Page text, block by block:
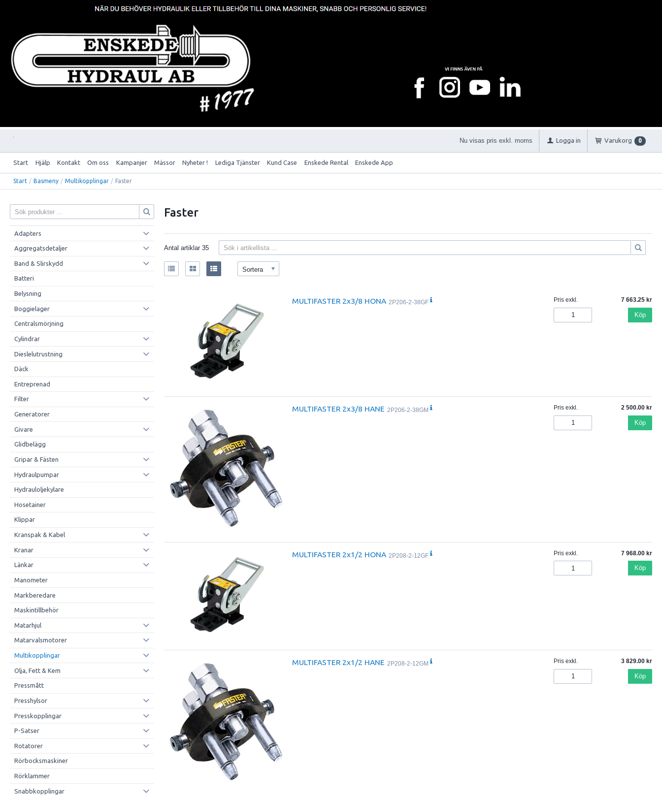
Nu visas pris exkl. moms Logga in Varukorg 0
Start Hjälp Kontakt Om oss Kampanjer Mässor Nyheter ! Lediga Tjänster Kund Case Enskede Rental Enskede App
Start / Basmeny / Multikopplingar / Faster
Adapters
Aggregatsdetaljer
Band & Slirskydd
Batteri
Belysning
Boggielager
Centralsmörjning
Cylindrar
Dieslelutrustning
Däck
Entreprenad
Filter
Generatorer
Givare
Glidbelägg
Gripar & Fästen
Hydraulpumpar
Hydrauloljekylare
Hosetainer
Klippar
Kranspak & Kabel
Kranar
Länkar
Manometer
Markberedare
Maskintillbehör
Matarhjul
Matarvalsmotorer
Multikopplingar
Olja, Fett & Kem
Pressmått
Presshylsor
Presskopplingar
P-Satser
Rotatorer
Rörbocksmaskiner
Rörklammer
Snabbkopplingar
Faster
Antal artiklar35
Sortera
MULTIFASTER 2x3/8 HONA 2P206-2-38GF Pris exkl. 7 663.25
Köp
MULTIFASTER 2x3/8 HANE 2P206-2-38GM Pris exkl. 2 500.00
Köp
MULTIFASTER 2x1/2 HONA 2P208-2-12GF Pris exkl. 7 968.00
Köp
MULTIFASTER 2x1/2 HANE 2P208-2-12GM Pris exkl. 3 829.00
Köp